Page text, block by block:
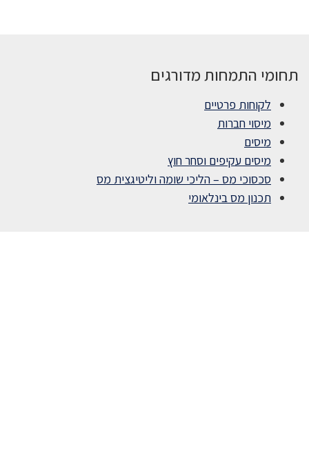
תחומי התמחות מדורגים
לקוחות פרטיים
מיסוי חברות
מיסים
מיסים עקיפים וסחר חוץ
סכסוכי מס – הליכי שומה וליטיגצית מס
תכנון מס בינלאומי